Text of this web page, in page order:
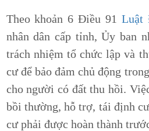
Theo khoản 6 Điều 91 Luật
nhân dân cấp tỉnh, Ủy ban
trách nhiệm tổ chức lập và
cư để bảo đảm chủ động
cho người có đất thu hồi.
bồi thường, hỗ trợ, tái định
cư phải được hoàn thành